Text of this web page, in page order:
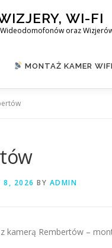
WI-FI
oraz
MONTAŻ KAMER
8, 2026 BY ADMIN
kamerą Rembertów –